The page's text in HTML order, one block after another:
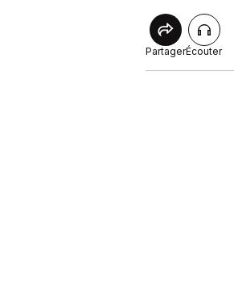
PartagerÉcouter